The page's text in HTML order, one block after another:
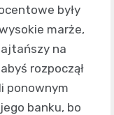
były
marże,
na
rozpoczął
ponownym
banku, bo